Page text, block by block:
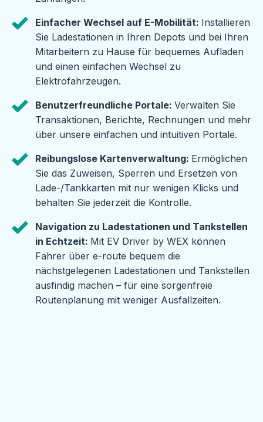
Einfacher Wechsel auf E-Mobilität: Installieren
Sie Ladestationen in Ihren Depots und bei Ihren
Mitarbeitern zu Hause für bequemes Aufladen
und einen einfachen Wechsel zu
Elektrofahrzeugen.
Benutzerfreundliche Portale: Verwalten Sie
Transaktionen, Berichte, Rechnungen und mehr
über unsere einfachen und intuitiven Portale.
Reibungslose Kartenverwaltung: Ermöglichen
Sie das Zuweisen, Sperren und Ersetzen von
Lade-/Tankkarten mit nur wenigen Klicks und
behalten Sie jederzeit die Kontrolle.
Navigation zu Ladestationen und Tankstellen
in Echtzeit: Mit EV Driver by WEX können
Fahrer über e-route bequem die
nächstgelegenen Ladestationen und Tankstellen
ausfindig machen – für eine sorgenfreie
Routenplanung mit weniger Ausfallzeiten.